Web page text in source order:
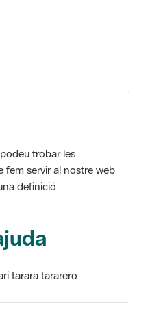
de les valoracions és de 0
trobar les
fem servir al nostre web
definició
tarara tararero